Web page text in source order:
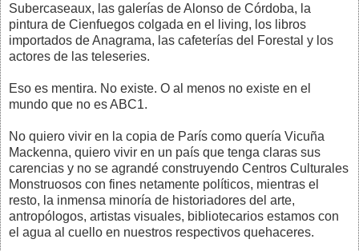
Subercaseaux, las galerías de Alonso de Córdoba, la
pintura de Cienfuegos colgada en el living, los libros
importados de Anagrama, las cafeterías del Forestal y los
actores de las teleseries.
Eso es mentira. No existe. O al menos no existe en el
mundo que no es ABC1.
No quiero vivir en la copia de París como quería Vicuña
Mackenna, quiero vivir en un país que tenga claras sus
carencias y no se agrandé construyendo Centros Culturales
Monstruosos con fines netamente políticos, mientras el
resto, la inmensa minoría de historiadores del arte,
antropólogos, artistas visuales, bibliotecarios estamos con
el agua al cuello en nuestros respectivos quehaceres.